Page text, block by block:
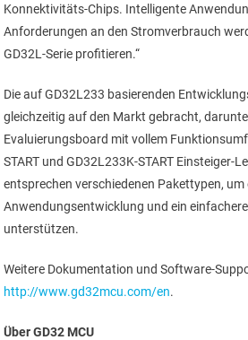
Konnektivitäts-Chips. Intelligente
Anforderungen an den Stromverbrauch
GD32L-Serie profitieren.“
Die auf GD32L233 basierenden
gleichzeitig auf den Markt gebracht,
Evaluierungsboard mit vollem
START und GD32L233K-START Einsteiger-
entsprechen verschiedenen Pakettypen, um
Anwendungsentwicklung und ein
unterstützen.
Weitere Dokumentation und Software-
http://www.gd32mcu.com/en.
Über GD32 MCU